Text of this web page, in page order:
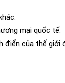
mại quốc tế.
điển của thế giới